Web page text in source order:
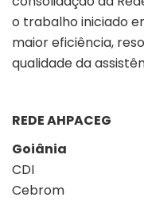
o trabalho iniciado
maior eficiência,
qualidade da
REDE AHPACEG
Goiânia
CDI
Cebrom